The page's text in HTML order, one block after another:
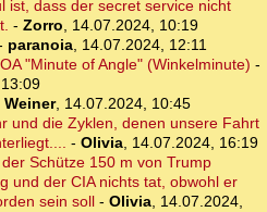
ist, dass der secret service nicht
- Zorro, 14.07.2024, 10:19
paranoia, 14.07.2024, 12:11
"Minute of Angle" (Winkelminute) -
Weiner, 14.07.2024, 10:45
und die Zyklen, denen unsere Fahrt
- Olivia, 14.07.2024, 16:19
Schütze 150 m von Trump
und der CIA nichts tat, obwohl er
sein soll - Olivia, 14.07.2024,